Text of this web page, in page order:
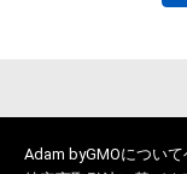
・本アイテムに関
Instagram
Adam byGMOについて